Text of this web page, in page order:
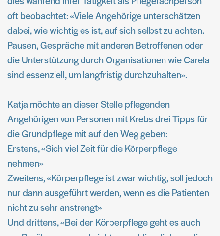
oft beobachtet: «Viele Angehörige unterschätzen
dabei, wie wichtig es ist, auf sich selbst zu achten.
Pausen, Gespräche mit anderen Betroffenen oder
die Unterstützung durch Organisationen wie Carela
sind essenziell, um langfristig durchzuhalten».
Katja möchte an dieser Stelle pflegenden
Angehörigen von Personen mit Krebs drei Tipps für
die Grundpflege mit auf den Weg geben:
Erstens, «Sich viel Zeit für die Körperpflege
nehmen»
Zweitens, «Körperpflege ist zwar wichtig, soll jedoch
nur dann ausgeführt werden, wenn es die Patienten
nicht zu sehr anstrengt»
Und drittens, «Bei der Körperpflege geht es auch